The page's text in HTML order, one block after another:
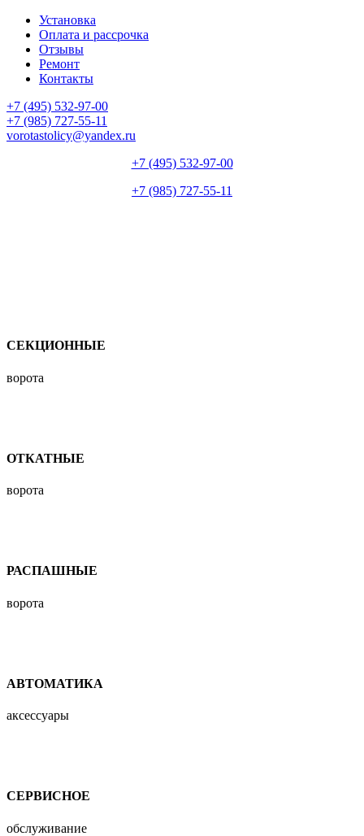
Установка
Оплата и рассрочка
Отзывы
Ремонт
Контакты
+7 (495) 532-97-00
+7 (985) 727-55-11
vorotastolicy@yandex.ru
+7 (495) 532-97-00
+7 (985) 727-55-11
СЕКЦИОННЫЕ
ворота
ОТКАТНЫЕ
ворота
РАСПАШНЫЕ
ворота
АВТОМАТИКА
аксессуары
СЕРВИСНОЕ
обслуживание